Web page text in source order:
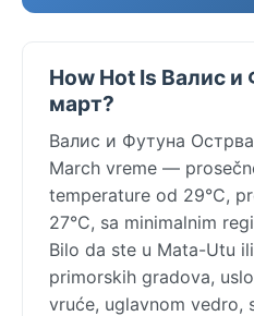
How Hot Is Валис
март?
Валис и Футуна
March vreme —
temperature od 29°C,
27°C, sa minimalnim
Bilo da ste u Mata-Utu
primorskih gradova,
vruće, uglavnom vedro,